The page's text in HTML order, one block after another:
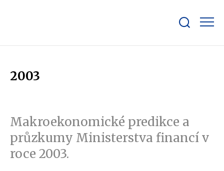
bar
2003
Makroekonomické predikce a
průzkumy Ministerstva financí v
roce 2003.